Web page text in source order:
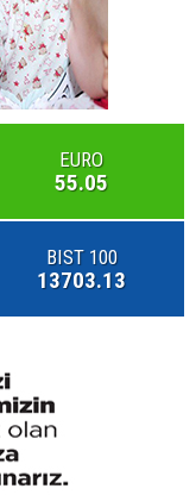
EURO
55.05
BIST 100
13703.13